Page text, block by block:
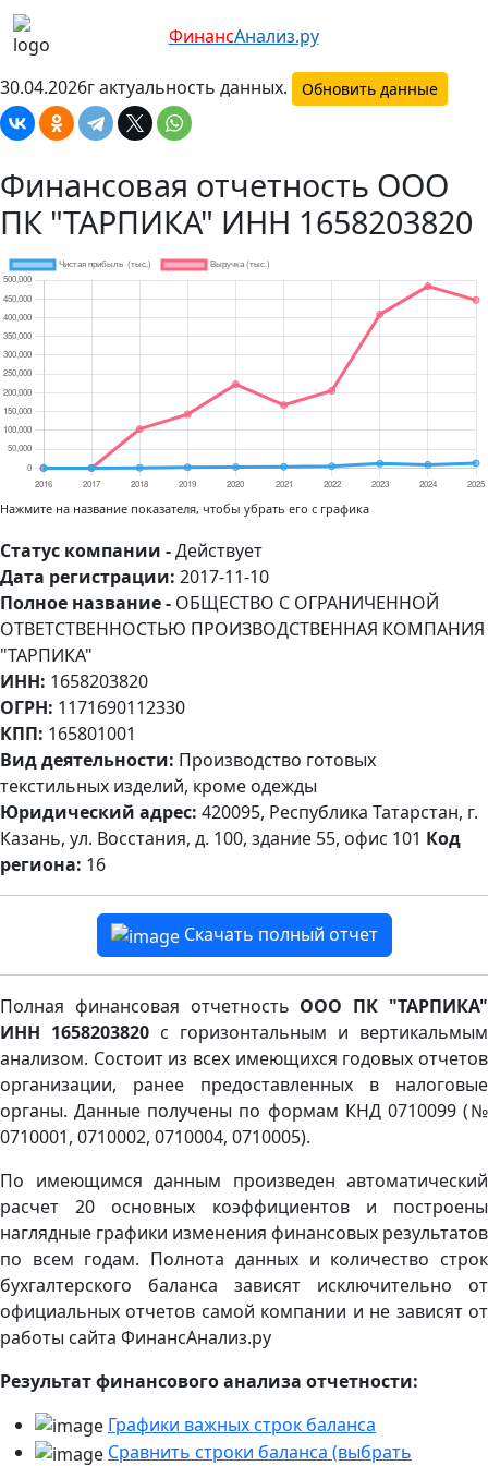
ФинансАнализ.ру
30.04.2026г актуальность данных. Обновить данные
Финансовая отчетность ООО
ПК "ТАРПИКА" ИНН 1658203820
Нажмите на название показателя, чтобы убрать его с графика
Статус компании -Действует
Дата регистрации: 2017-11-10
Полное название - ОБЩЕСТВО С ОГРАНИЧЕННОЙ
ОТВЕТСТВЕННОСТЬЮ ПРОИЗВОДСТВЕННАЯ КОМПАНИЯ
"ТАРПИКА"
ИНН: 1658203820
ОГРН: 1171690112330
КПП: 165801001
Вид деятельности: Производство готовых
текстильных изделий, кроме одежды
Юридический адрес: 420095, Республика Татарстан, г.
Казань, ул. Восстания, д. 100, здание 55, офис 101 Код
региона: 16
Скачать полный отчет
Полная финансовая отчетность ООО ПК "ТАРПИКА"
ИНН 1658203820 с горизонтальным и вертикальмым
анализом. Состоит из всех имеющихся годовых отчетов
организации, ранее предоставленных в налоговые
органы. Данные получены по формам КНД 0710099 (№
0710001, 0710002, 0710004, 0710005).
По имеющимся данным произведен автоматический
расчет 20 основных коэффициентов и построены
наглядные графики изменения финансовых результатов
по всем годам. Полнота данных и количество строк
бухгалтерского баланса зависят исключительно от
официальных отчетов самой компании и не зависят от
работы сайта ФинансАнализ.ру
Результат финансового анализа отчетности:
Графики важных строк баланса
Сравнить строки баланса (выбрать